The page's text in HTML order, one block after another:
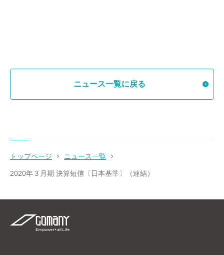
ニュース一覧に戻る
トップページ ニュース一覧
2020年３月期 決算短信〔日本基準〕（連結）